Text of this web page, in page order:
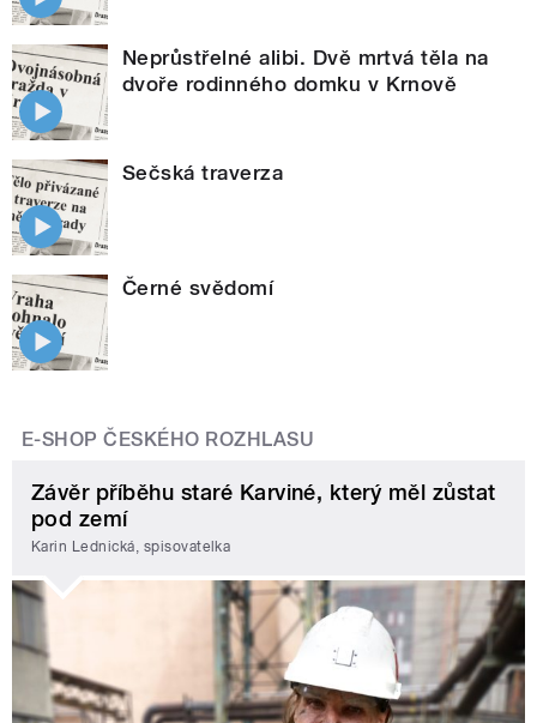
Neprůstřelné alibi. Dvě mrtvá těla na
dvoře rodinného domku v Krnově
Sečská traverza
Černé svědomí
E-SHOP ČESKÉHO ROZHLASU
Závěr příběhu staré Karviné, který měl zůstat
pod zemí
Karin Lednická, spisovatelka